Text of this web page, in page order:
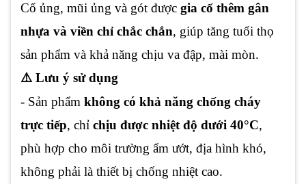
Cổ ủng, mũi ủng và gót được gia cố thêm gân
nhựa và viền chỉ chắc chắn, giúp tăng tuổi thọ
sản phẩm và khả năng chịu va đập, mài mòn.
⚠️ Lưu ý sử dụng
- Sản phẩm không có khả năng chống cháy
trực tiếp, chỉ chịu được nhiệt độ dưới 40°C,
phù hợp cho môi trường ẩm ướt, địa hình khó,
không phải là thiết bị chống nhiệt cao.